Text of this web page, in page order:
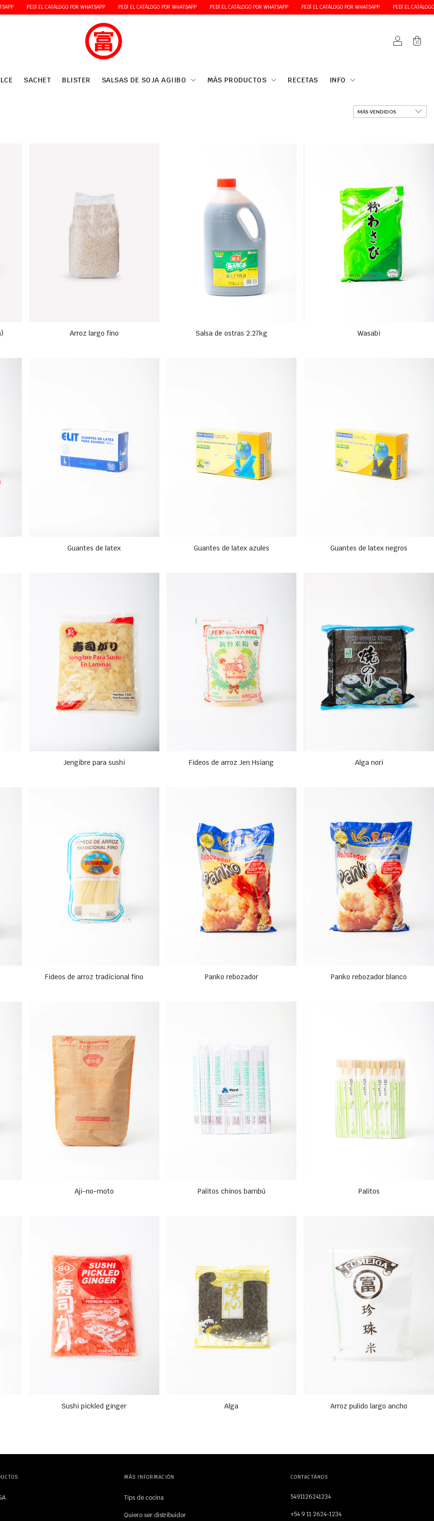
EL CATÁLOGO POR WHATSAPP PEDÍ EL CATÁLOGO POR WHATSAPP PEDÍ EL CATÁLOGO POR WHATSAPP PEDÍ EL CATÁLOGO POR WHATSAPP PEDÍ EL CATÁLOGO POR
0
SACHET BLISTER SALSAS DE SOJA AGIIBO MÁS PRODUCTOS RECETAS INFO
Arroz largo fino Salsa de ostras 2.27kg Wasabi
Guantes de latex Guantes de latex azules Guantes de latex negros
Jengibre para sushi Fideos de arroz Jen Hsiang Alga nori
Fideos de arroz tradicional fino Panko rebozador Panko rebozador blanco
Aji-no-moto Palitos chinos bambú Palitos
Sushi pickled ginger Alga Arroz pulido largo ancho
MÁS INFORMACIÓN
Tips de cocina
Quiero ser distribuidor
CONTACTÁNOS
5491126241234
+54 9 11 2624-1234